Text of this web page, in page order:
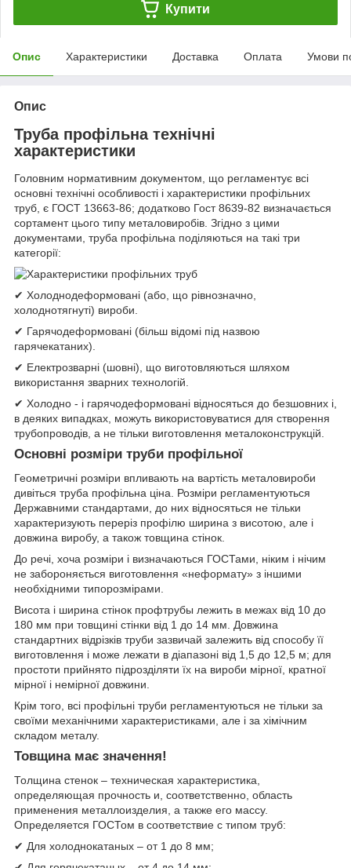
Купити
Опис Характеристики Доставка Оплата Умови
Опис
Труба профільна технічні
характеристики
Головним нормативним документом, що регламентує всі
основні технічні особливості і характеристики профільних
труб, є ГОСТ 13663-86; додатково Гост 8639-82 визначається
сортамент цього типу металовиробів. Згідно з цими
документами, труба профільна поділяються на такі три
категорії:
✔ Холоднодеформовані (або, що рівнозначно,
холоднотягнуті) вироби.
✔ Гарячодеформовані (більш відомі під назвою
гарячекатаних).
✔ Електрозварні (шовні), що виготовляються шляхом
використання зварних технологій.
✔ Холодно - і гарячодеформовані відносяться до безшовних і,
в деяких випадках, можуть використовуватися для створення
трубопроводів, а не тільки виготовлення металоконструкцій.
Основні розміри труби профільної
Геометричні розміри впливають на вартість металовироби
дивіться труба профільна ціна. Розміри регламентуються
Державними стандартами, до них відносяться не тільки
характеризують переріз профілю ширина з висотою, але і
довжина виробу, а також товщина стінок.
До речі, хоча розміри і визначаються ГОСТами, ніким і нічим
не забороняється виготовлення «неформату» з іншими
необхідними типорозмірами.
Висота і ширина стінок профтрубы лежить в межах від 10 до
180 мм при товщині стінки від 1 до 14 мм. Довжина
стандартних відрізків труби зазвичай залежить від способу її
виготовлення і може лежати в діапазоні від 1,5 до 12,5 м; для
простоти прийнято підрозділяти їх на вироби мірної, кратної
мірної і немірної довжини.
Крім того, всі профільні труби регламентуються не тільки за
своїми механічними характеристиками, але і за хімічним
складом металу.
Товщина має значення!
Толщина стенок – техническая характеристика,
определяющая прочность и, соответственно, область
применения металлоизделия, а также его массу.
Определяется ГОСТом в соответствие с типом труб:
✔ Для холоднокатаных – от 1 до 8 мм;